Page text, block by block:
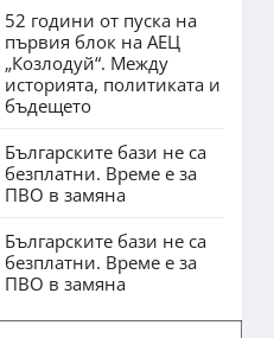
52 години от пуска на
първия блок на АЕЦ
„Козлодуй“. Между
историята, политиката и
бъдещето
Българските бази не са
безплатни. Време е за
ПВО в замяна
Българските бази не са
безплатни. Време е за
ПВО в замяна